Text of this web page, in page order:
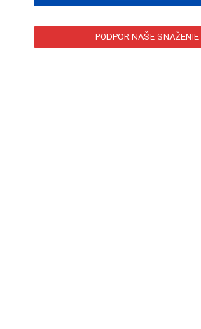
PODPOR NAŠE SNAŽENIE